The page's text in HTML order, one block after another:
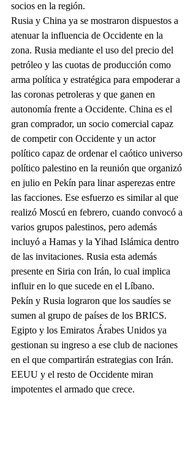
socios en la región.
Rusia y China ya se mostraron dispuestos a
atenuar la influencia de Occidente en la
zona. Rusia mediante el uso del precio del
petróleo y las cuotas de producción como
arma política y estratégica para empoderar a
las coronas petroleras y que ganen en
autonomía frente a Occidente. China es el
gran comprador, un socio comercial capaz
de competir con Occidente y un actor
político capaz de ordenar el caótico universo
político palestino en la reunión que organizó
en julio en Pekín para linar asperezas entre
las facciones. Ese esfuerzo es similar al que
realizó Moscú en febrero, cuando convocó a
varios grupos palestinos, pero además
incluyó a Hamas y la Yihad Islámica dentro
de las invitaciones. Rusia esta además
presente en Siria con Irán, lo cual implica
influir en lo que sucede en el Líbano.
Pekín y Rusia lograron que los saudíes se
sumen al grupo de países de los BRICS.
Egipto y los Emiratos Árabes Unidos ya
gestionan su ingreso a ese club de naciones
en el que compartirán estrategias con Irán.
EEUU y el resto de Occidente miran
impotentes el armado que crece.